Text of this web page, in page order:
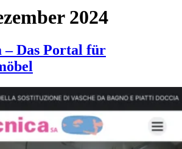
2024
– Das Portal für